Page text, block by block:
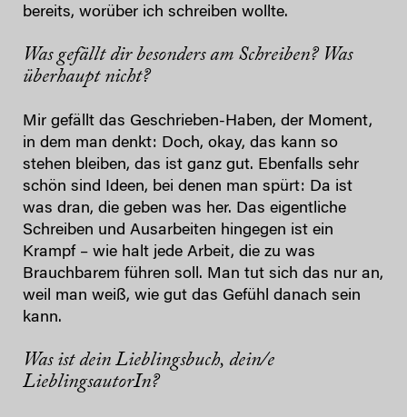
bereits, worüber ich schreiben wollte.
Was gefällt dir besonders am Schreiben? Was
überhaupt nicht?
Mir gefällt das Geschrieben-Haben, der Moment,
in dem man denkt: Doch, okay, das kann so
stehen bleiben, das ist ganz gut. Ebenfalls sehr
schön sind Ideen, bei denen man spürt: Da ist
was dran, die geben was her. Das eigentliche
Schreiben und Ausarbeiten hingegen ist ein
Krampf – wie halt jede Arbeit, die zu was
Brauchbarem führen soll. Man tut sich das nur an,
weil man weiß, wie gut das Gefühl danach sein
kann.
Was ist dein Lieblingsbuch, dein/e
LieblingsautorIn?